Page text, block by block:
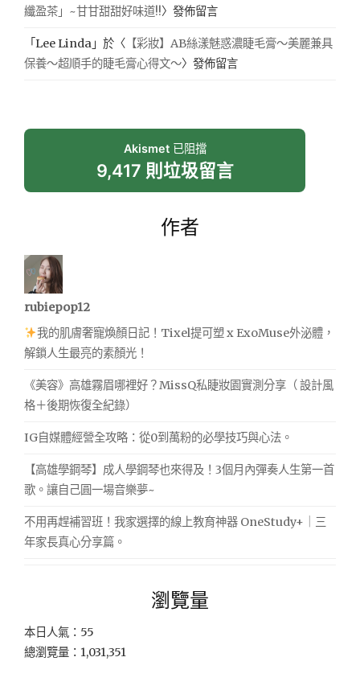
纖盈茶」~甘甘甜甜好味道!!〉發佈留言
「Lee Linda 」於〈 【彩妝】AB絲漾魅惑濃睫毛膏～美麗兼具
保養～超順手的睫毛膏心得文～〉發佈留言
Akismet已阻擋
9,417 則垃圾留言
作者
rubiepop12
我的肌膚奢寵煥顏日記！Tixel提可塑 x ExoMuse外泌體，
解鎖人生最亮的素顏光！
《美容》高雄霧眉哪裡好？MissQ私睫妝園實測分享（ 設計風
格＋後期恢復全紀錄）
IG自媒體經營全攻略：從0到萬粉的必學技巧與心法。
【高雄學鋼琴】成人學鋼琴也來得及！3個月內彈奏人生第一首
歌。讓自己圓一場音樂夢~
不用再趕補習班！我家選擇的線上教育神器 OneStudy+｜三
年家長真心分享篇。
瀏覽量
本日人氣：55
總瀏覽量：1,031,351